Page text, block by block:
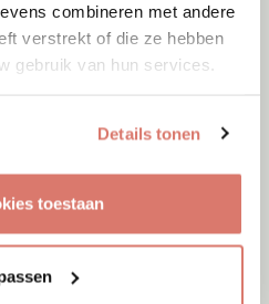
combineren met andere
verstrekt of die ze hebben
gebruik van hun services.
Details tonen
toestaan